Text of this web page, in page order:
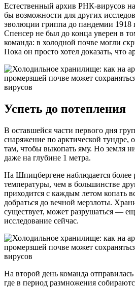
Естественный архив РНК-вирусов
бы возможности для других
эволюции гриппа до пандемии 1918
Спенсер не был до конца уверен в
команда: в холодной почве могли
Пока он просто хотел доказать, что
Успеть до потепления
В оставшейся части первого дня
снаряжение по арктической тундре,
там, чтобы выкопать яму. Но земля
даже на глубине 1 метра.
На Шпицбергене наблюдается более
температуры, чем в большинстве
приходится с каждым летом копать
добраться до вечной мерзлоты.
существует, может разрушаться —
исследование сейчас.
На второй день команда
где в период размножения